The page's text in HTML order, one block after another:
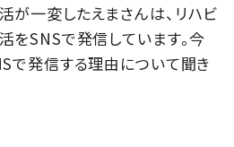
が一変したえまさんは、リハビ
をSNSで発信しています。今
で発信する理由について聞き